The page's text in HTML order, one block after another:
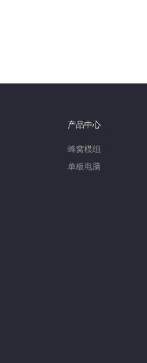
产品中心
蜂窝模组
单板电脑